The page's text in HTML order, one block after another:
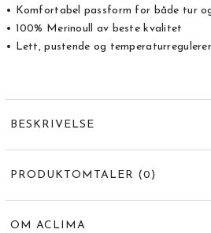
• Komfortabel passform for både tur
• 100% Merinoull av beste kvalitet
• Lett, pustende og
BESKRIVELSE
PRODUKTOMTALER (0 )
OM ACLIMA